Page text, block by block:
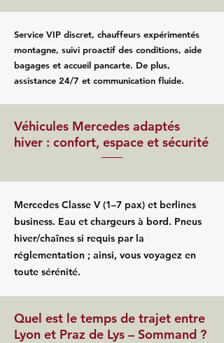
Service VIP discret, chauffeurs expérimentés
montagne, suivi proactif des conditions, aide
bagages et accueil pancarte. De plus,
assistance 24/7 et communication fluide.
Véhicules Mercedes adaptés
hiver : confort, espace et sécurité
Mercedes Classe V (1–7 pax) et berlines
business. Eau et chargeurs à bord. Pneus
hiver/chaînes si requis par la
réglementation ; ainsi, vous voyagez en
toute sérénité.
Quel est le temps de trajet entre
Lyon et Praz de Lys – Sommand ?